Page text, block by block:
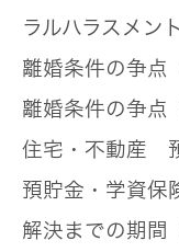
ラルハラスメ
離婚条件の争点
離婚条件の争点
住宅・不動産
預貯金・学資
解決までの期間